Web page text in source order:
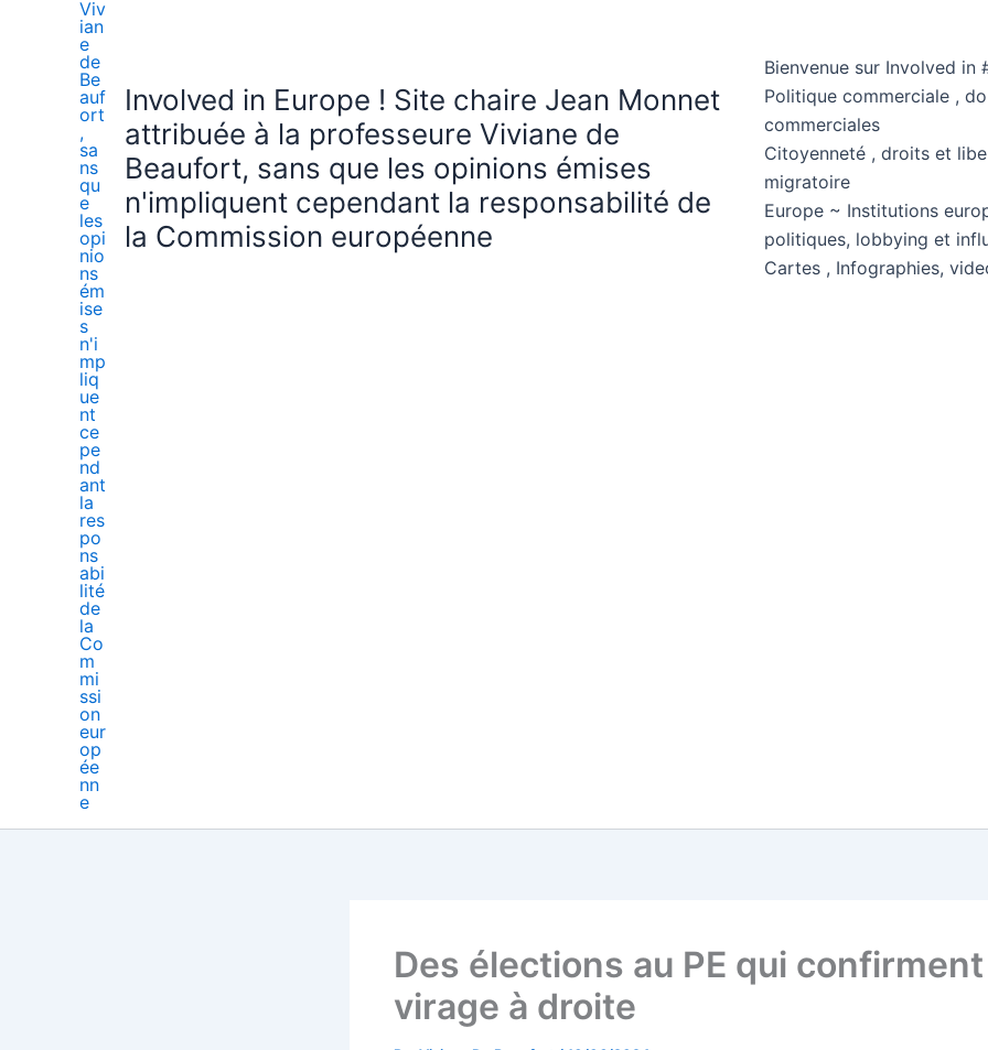
Involved in Europe ! Site chaire Jean Monnet
attribuée à la professeure Viviane de
Beaufort, sans que les opinions émises
n'impliquent cependant la responsabilité de
la Commission européenne
Bienvenue sur Involved in
Politique commerciale ,
commerciales
Citoyenneté , droits et
migratoire
Europe ~ Institutions
politiques, lobbying et
Cartes , Infographies,
Des élections au PE qui
virage à droite